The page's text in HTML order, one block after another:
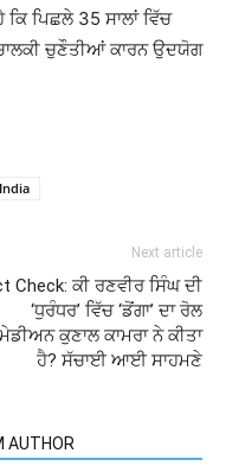
ਪਿਛਲੇ 35 ਸਾਲਾਂ ਵਿੱਚ
ਚੁਣੌਤੀਆਂ ਕਾਰਨ ਉਦਯੋਗ
Next article
Check: ਕੀ ਰਣਵੀਰ ਸਿੰਘ ਦੀ
‘ਧੁਰੰਧਰ’ ਵਿੱਚ ‘ਡੋਂਗਾ’ ਦਾ ਰੋਲ
ਕੁਣਾਲ ਕਾਮਰਾ ਨੇ ਕੀਤਾ
ਹੈ? ਸੱਚਾਈ ਆਈ ਸਾਹਮਣੇ
AUTHOR